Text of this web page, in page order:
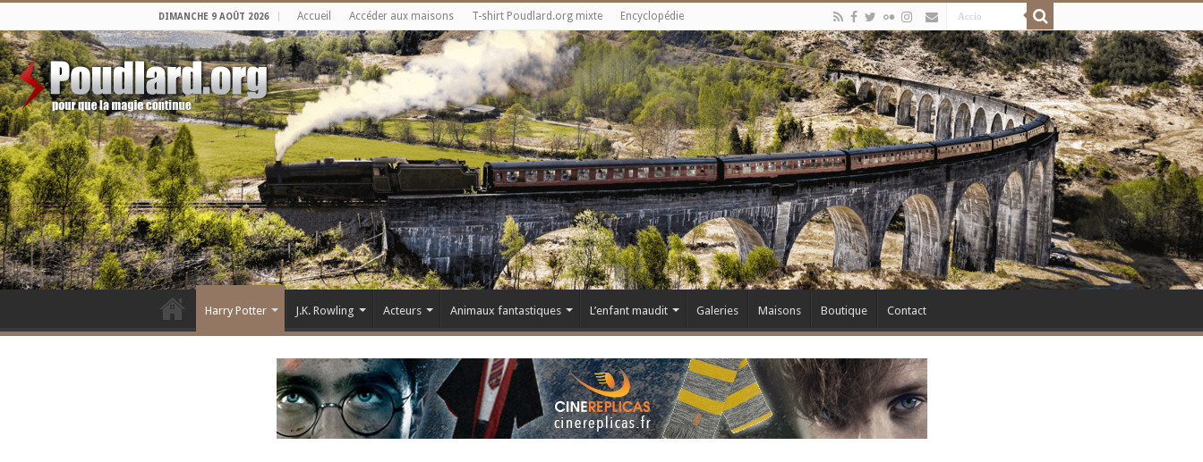
DIMANCHE 9 AOÛT 2026 Accueil Accéder aux maisons T-shirt Poudlard.org mixte Encyclopédie
Harry Potter J.K. Rowling Acteurs Animaux fantastiques L’enfant maudit Galeries Maisons Boutique Contact